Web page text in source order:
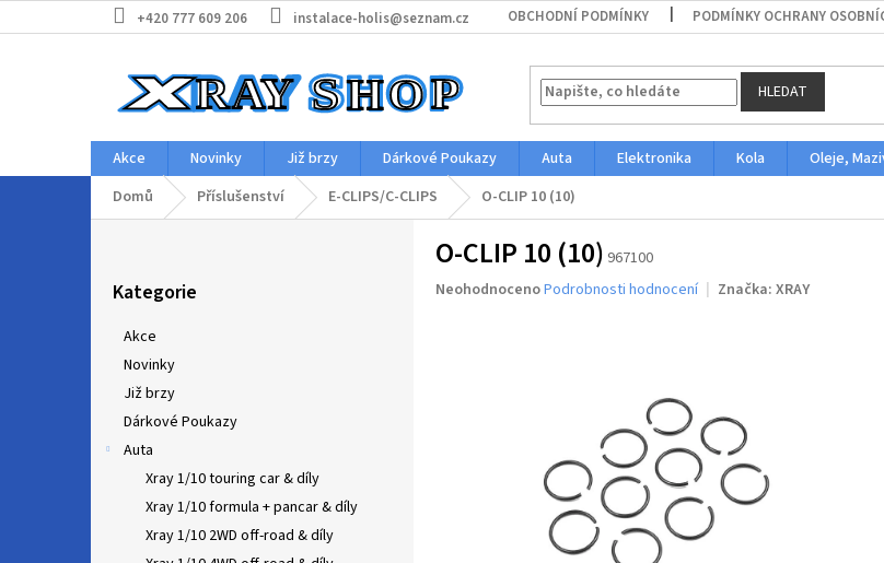
na
+420 777 609 206 instalace-holis@seznam.cz OBCHODNÍ PODMÍNKY PODMÍNKY OCHRANY
HLEDAT
Akce Novinky Již brzy Dárkové Poukazy Auta Elektronika Kola Oleje,
Domů
Příslušenství E-CLIPS/C-CLIPS O-CLIP 10 (10)
kategorie
Kategorie
Akce
Novinky
Již brzy
Dárkové Poukazy
Auta
Xray 1/10 touring car & díly
Xray 1/10 formula + pancar & díly
Xray 1/10 2WD off-road & díly
O-CLIP 10 (10) 967100
Průměrné
NeohodnocenoPodrobnosti hodnocení Značka: XRAY